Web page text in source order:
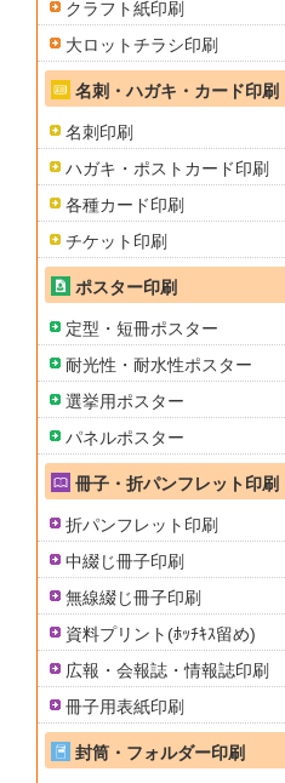
クラフト紙印刷
大ロットチラシ印刷
名刺・ハガキ・カード印刷
名刺印刷
ハガキ・ポストカード印刷
各種カード印刷
チケット印刷
ポスター印刷
定型・短冊ポスター
耐光性・耐水性ポスター
選挙用ポスター
パネルポスター
冊子・折パンフレット印刷
折パンフレット印刷
中綴じ冊子印刷
無線綴じ冊子印刷
資料プリント(ﾎｯﾁｷｽ留め)
広報・会報誌・情報誌印刷
冊子用表紙印刷
封筒・フォルダー印刷